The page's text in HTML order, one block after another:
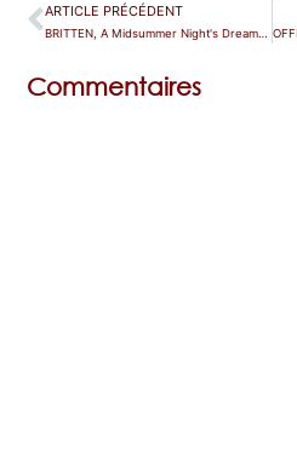
ARTICLE PRÉCÉDENT
Commentaires